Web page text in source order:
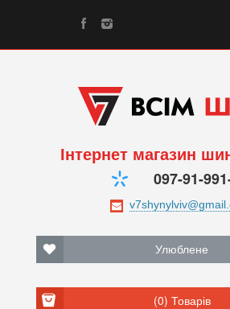
Інтернет магазин
097-91-
Улюблене
(0) Товарів